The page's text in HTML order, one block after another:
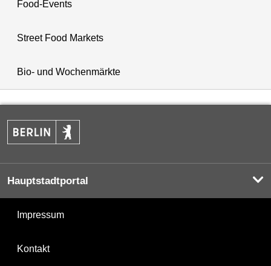
Food-Events
Street Food Markets
Bio- und Wochenmärkte
Hauptstadtportal
Impressum
Kontakt